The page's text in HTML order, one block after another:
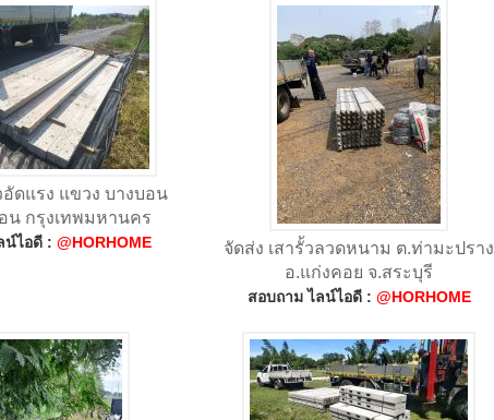
อัดแรง แขวง บางบอน
น กรุงเทพมหานคร
น์ไอดี :@HORHOME
จัดส่ง เสารั้วลวดหนาม ต.ท่ามะปราง
อ.แก่งคอย จ.สระบุรี
สอบถาม ไลน์ไอดี : @HORHOME